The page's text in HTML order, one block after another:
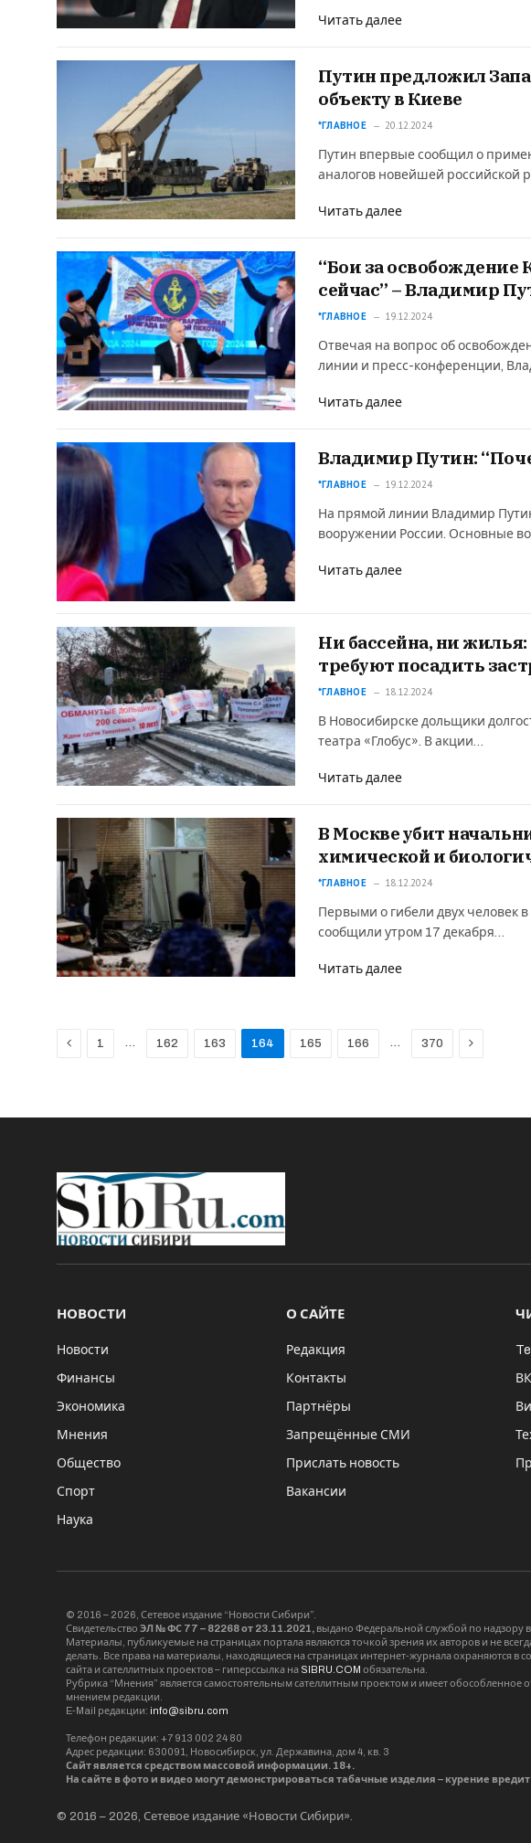
Читать далее
Путин предложил
объекту в Киеве
*ГЛАВНОЕ 20.12.2024
Путин впервые сообщил о
аналогов новейшей российской
Читать далее
“Бои за освобождение
сейчас” – Владимир
*ГЛАВНОЕ 19.12.2024
Отвечая на вопрос об
линии и пресс-конференции,
Читать далее
Владимир Путин:
*ГЛАВНОЕ 19.12.2024
На прямой линии Владимир
вооружении России. Основные
Читать далее
Ни бассейна, ни
требуют посадить
*ГЛАВНОЕ 18.12.2024
В Новосибирске дольщики
театра «Глобус». В акции…
Читать далее
В Москве убит
химической и
*ГЛАВНОЕ 18.12.2024
Первыми о гибели двух человек
сообщили утром 17 декабря…
Читать далее
Previous
1 … 162 163 164 165 166 … 370 Next
НОВОСТИ
Новости
Финансы
Экономика
Мнения
Общество
Спорт
Наука
О САЙТЕ
Редакция
Контакты
Партнёры
Запрещённые СМИ
Прислать новость
Вакансии
© 2016 – 2026, Сетевое издание “Новости Сибири”.
Свидетельство ЭЛ № ФС 77 – 82268 от 23.11.2021, выдано Федеральной службой по
Материалы, публикуемые на страницах портала являются точкой зрения их авторов и не
делать. Все права на материалы, находящиеся на страницах интернет-журнала охраняются
сайта и сателлитных проектов – гиперссылка на SIBRU.COM обязательна.
Рубрика “Мнения” является самостоятельным сателлитным проектом и имеет
мнением редакции.
E-Mail редакции: info@sibru.com
Телефон редакции: +7 913 002 24 80
Адрес редакции: 630091, Новосибирск, ул. Державина, дом 4, кв. 3
Сайт является средством массовой информации. 18+.
На сайте в фото и видео могут демонстрироваться табачные изделия – курение
© 2016 – 2026, Сетевое издание «Новости Сибири».